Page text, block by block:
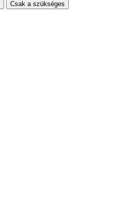
Csak a szükséges